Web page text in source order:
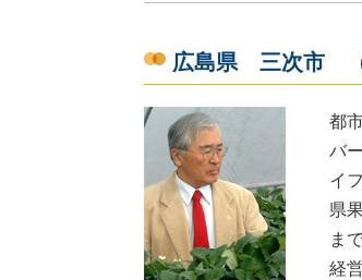
広島県 三次市
都
バ
イ
県
ま
経